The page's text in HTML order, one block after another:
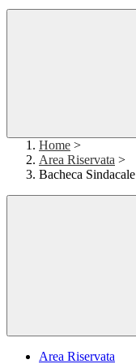
Home >
Area Riservata >
Bacheca Sindacale
Area Riservata